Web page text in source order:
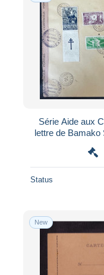
Série Aide aux
lettre de Bamako
Status
New